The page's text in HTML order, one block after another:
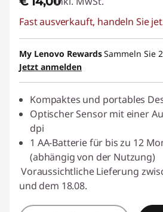
Fast ausverkauft, handeln Sie
My Lenovo RewardsSammeln Sie
Jetzt anmelden
Kompaktes und portables
Optischer Sensor mit einer
dpi
1 AA-Batterie für bis zu 12
(abhängig von der Nutzung)
Voraussichtliche Lieferung
und dem 18.08.